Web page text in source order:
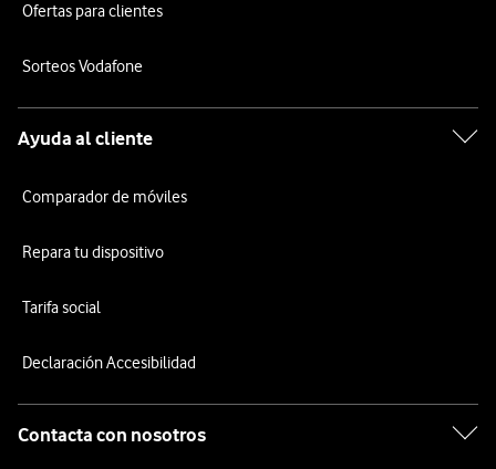
Ofertas para clientes
Sorteos Vodafone
Ayuda al cliente
Comparador de móviles
Repara tu dispositivo
Tarifa social
Declaración Accesibilidad
Contacta con nosotros